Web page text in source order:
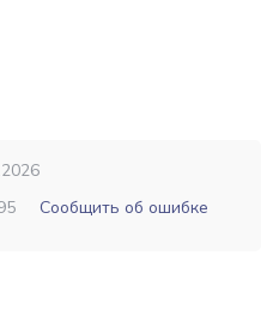
Сообщить об ошибке